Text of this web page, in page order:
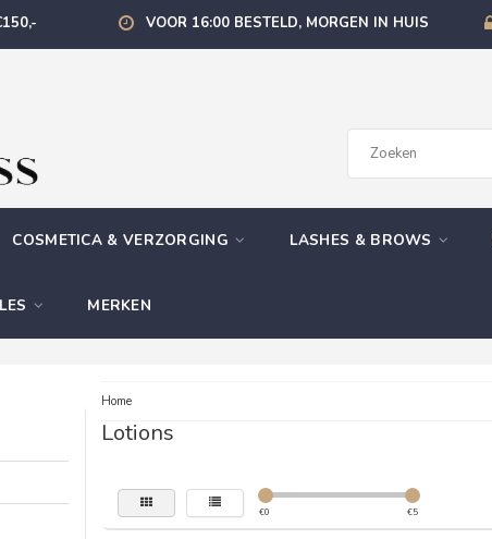
VOOR 16:00 BESTELD, MORGEN IN HUIS
COSMETICA & VERZORGING LASHES & BROWS
MERKEN
Home
Lotions
€0 €5